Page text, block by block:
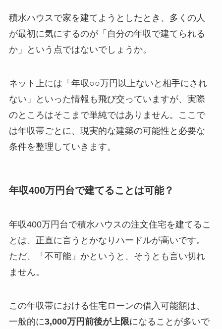
積水ハウスで家を建てようとしたとき、多くの人
が最初に気にするのが「自分の年収で建てられる
か」という点ではないでしょうか。
ネット上には「年収○○万円以上ないと相手にされ
ない」といった情報も飛び交っていますが、実際
のところはそこまで単純ではありません。ここで
は年収帯ごとに、現実的な建築の可能性と必要な
条件を整理していきます。
年収400万円台で建てることは可能？
年収400万円台で積水ハウスの注文住宅を建てるこ
とは、正直に言うとかなりハードルが高いです。
ただ、「不可能」かというと、そうとも言い切れ
ません。
この年収帯における住宅ローンの借入可能額は、
一般的に3,000万円前後が上限になることが多いで